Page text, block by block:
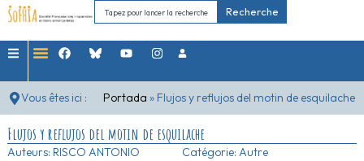
Recherche
Vous êtes ici : Portada » Flujos y reflujos del motin de esquilache
Flujos y reflujos del motin de esquilache
Auteurs: RISCO ANTONIO
Catégorie: Autre